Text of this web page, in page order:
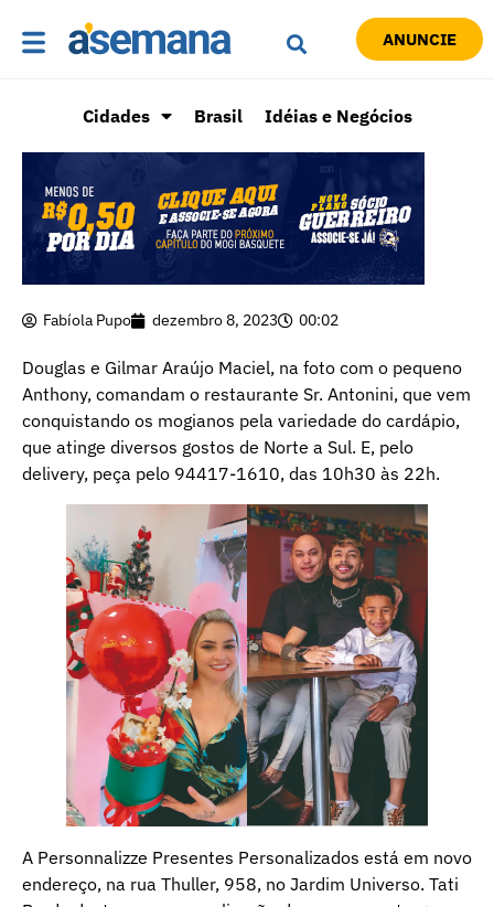
ANUNCIE
Cidades Brasil Idéias e Negócios
Fabíola Pupo dezembro 8, 2023 00:02
Douglas e Gilmar Araújo Maciel, na foto com o pequeno
Anthony, comandam o restaurante Sr. Antonini, que vem
conquistando os mogianos pela variedade do cardápio,
que atinge diversos gostos de Norte a Sul. E, pelo
delivery, peça pelo 94417-1610, das 10h30 às 22h.
A Personnalizze Presentes Personalizados está em novo
endereço, na rua Thuller, 958, no Jardim Universo. Tati